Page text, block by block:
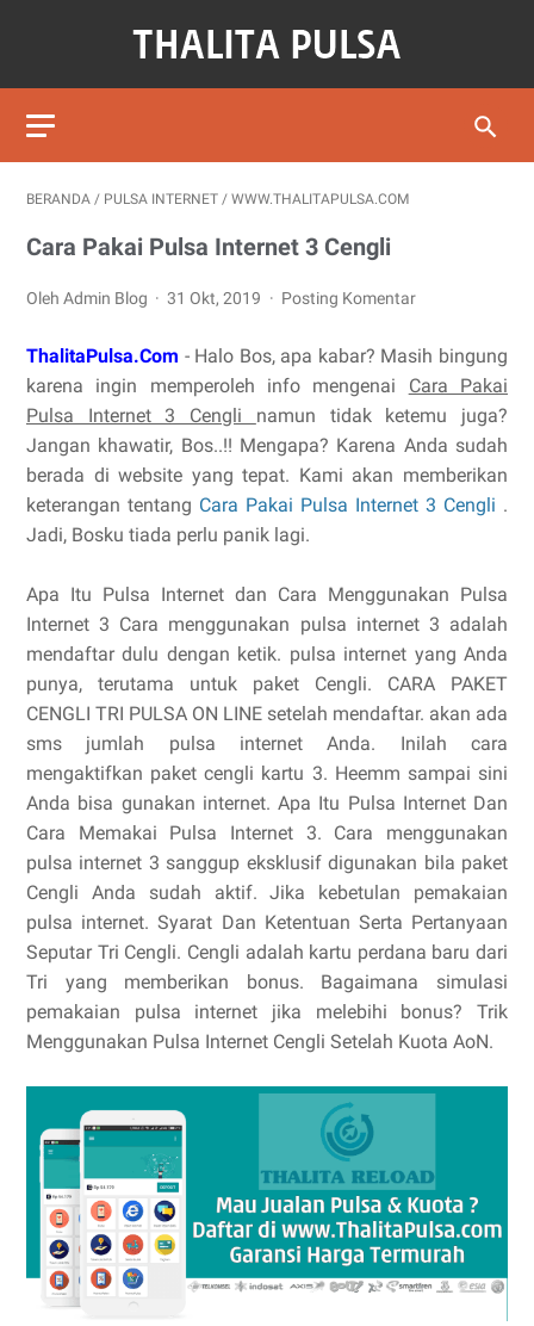
BERANDA / PULSA INTERNET / WWW.THALITAPULSA.COM
Cara Pakai Pulsa Internet 3 Cengli
Oleh Admin Blog 31 Okt, 2019 Posting Komentar
ThalitaPulsa.Com - Halo Bos, apa kabar? Masih bingung
karena ingin memperoleh info mengenai Cara Pakai
Pulsa Internet 3 Cengli namun tidak ketemu juga?
Jangan khawatir, Bos..!! Mengapa? Karena Anda sudah
berada di website yang tepat. Kami akan memberikan
keterangan tentang Cara Pakai Pulsa Internet 3 Cengli .
Jadi, Bosku tiada perlu panik lagi.
Apa Itu Pulsa Internet dan Cara Menggunakan Pulsa
Internet 3 Cara menggunakan pulsa internet 3 adalah
mendaftar dulu dengan ketik. pulsa internet yang Anda
punya, terutama untuk paket Cengli. CARA PAKET
CENGLI TRI PULSA ON LINE setelah mendaftar. akan ada
sms jumlah pulsa internet Anda. Inilah cara
mengaktifkan paket cengli kartu 3. Heemm sampai sini
Anda bisa gunakan internet. Apa Itu Pulsa Internet Dan
Cara Memakai Pulsa Internet 3. Cara menggunakan
pulsa internet 3 sanggup eksklusif digunakan bila paket
Cengli Anda sudah aktif. Jika kebetulan pemakaian
pulsa internet. Syarat Dan Ketentuan Serta Pertanyaan
Seputar Tri Cengli. Cengli adalah kartu perdana baru dari
Tri yang memberikan bonus. Bagaimana simulasi
pemakaian pulsa internet jika melebihi bonus? Trik
Menggunakan Pulsa Internet Cengli Setelah Kuota AoN.